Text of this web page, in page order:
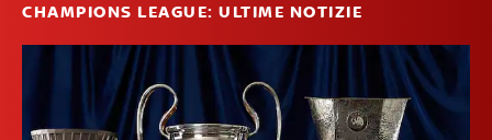
CHAMPIONS LEAGUE: ULTIME NOTIZIE